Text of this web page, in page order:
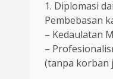
1. Diplomasi
Pembebasan
– Kedaulatan
–
(tanpa korban